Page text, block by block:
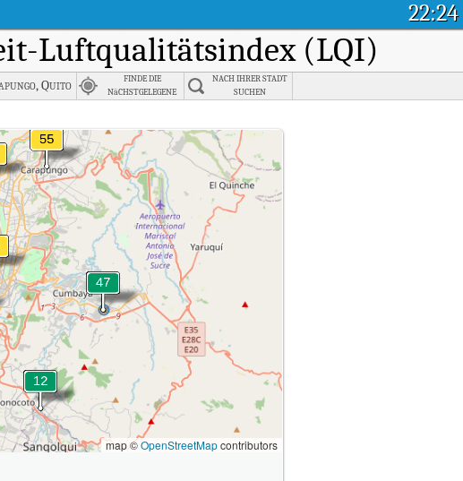
22:24
Luftqualitätsindex (LQI)
Quito
FINDE DIE
NäCHSTGELEGENE
NACH IHRER STADT
SUCHEN
map ©OpenStreetMapcontributors